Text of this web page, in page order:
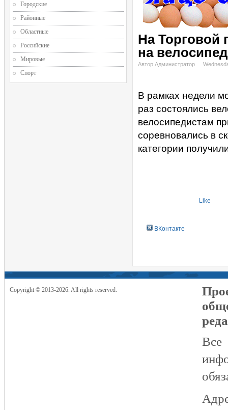
На
на
Автор Администратор
В рамках недели
раз состоялись
велосипедистам
соревновались в
категории
Like
ВКонтакте
Городские
Районные
Областные
Российские
Мировые
Спорт
Copyright © 2013-2026. All rights reserved.